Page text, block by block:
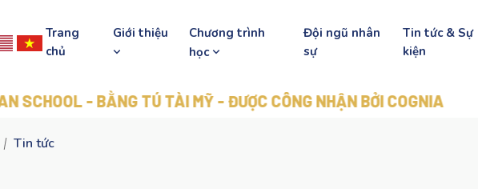
Trang
chủ
Giới thiệu
Chương trình
học
Đội ngũ nhân
sự
Tin tức & Sự
kiện
BẰNG TÚ TÀI MỸ - ĐƯỢC CÔNG NHẬN BỞI COGNIA
Tin tức